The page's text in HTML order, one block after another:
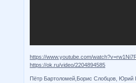
https://www.youtube.com/
https://ok.ru/video/2204894585
Пётр Бартоломей,Борис Слобцов, Юрий